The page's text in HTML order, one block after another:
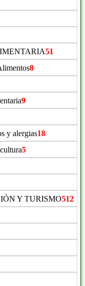
51
8
9
y alergias18
5
Y TURISMO512